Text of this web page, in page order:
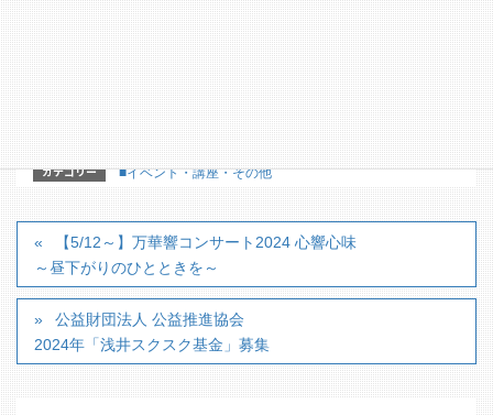
カテゴリー ■イベント・講座・その他
【5/12～】万華響コンサート2024 心響心味
～昼下がりのひとときを～
公益財団法人 公益推進協会
2024年「浅井スクスク基金」募集